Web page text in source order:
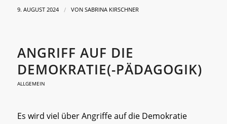
9. AUGUST 2024 / VON SABRINA KIRSCHNER
ANGRIFF AUF DIE
DEMOKRATIE(-PÄDAGOGIK)
ALLGEMEIN
Es wird viel über Angriffe auf die Demokratie